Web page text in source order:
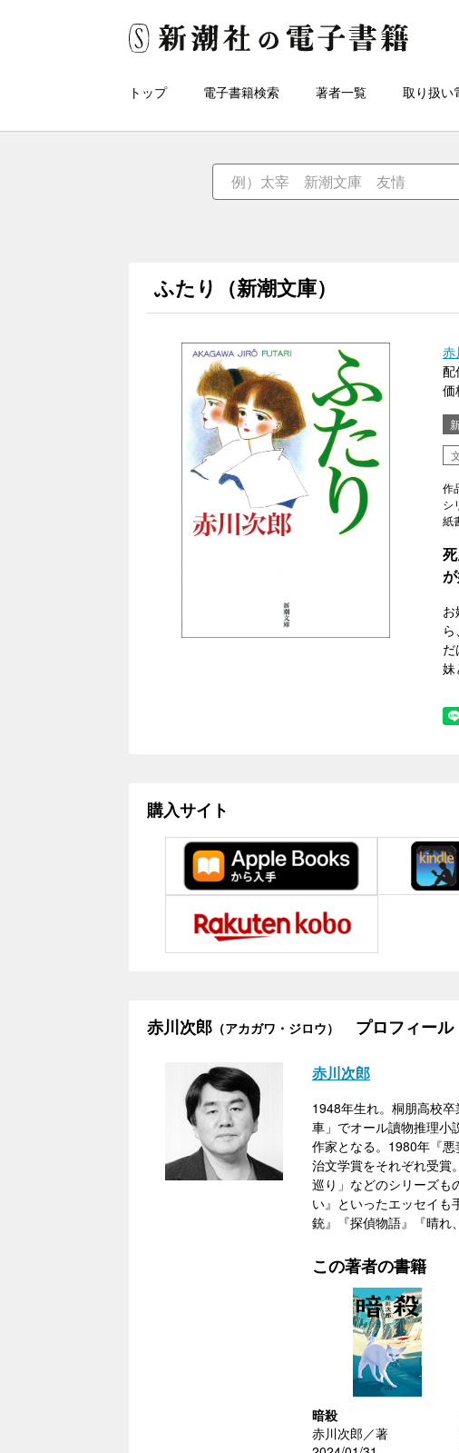
トップ 電子書籍検索 著者一覧 取り扱い
ふたり（新潮文庫）
赤
配
価
作
シ
紙
妹
購入サイト
赤川次郎 （アカガワ・ジロウ） プロフィール
赤川次郎
1948年生れ。桐朋高校
車」でオール讀物推理小
作家となる。1980年『
治文学賞をそれぞれ受賞
巡り」などのシリーズ
い』といったエッセイも
銃』『探偵物語』『晴れ
この著者の書籍
暗殺
赤川次郎／著